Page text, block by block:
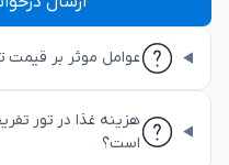
عوامل موثر بر
هزینه غذا در تور
است؟